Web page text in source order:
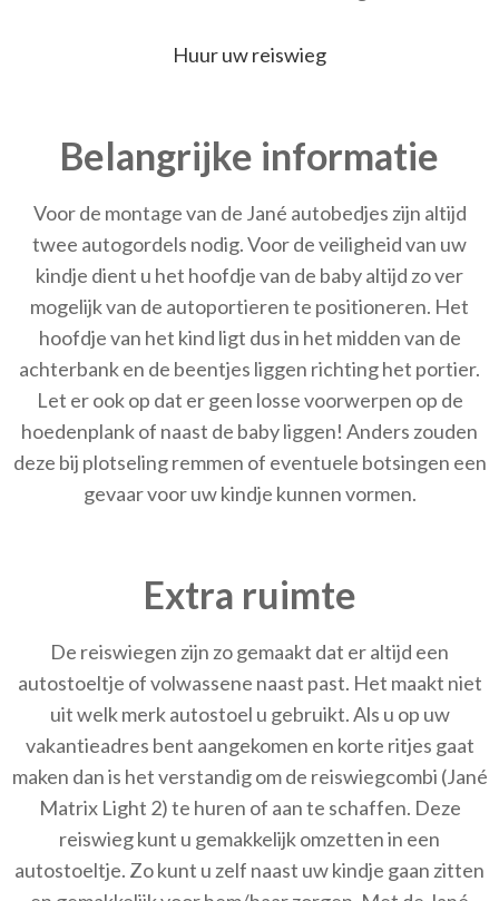
Huur uw reiswieg
Belangrijke informatie
Voor de montage van de Jané autobedjes zijn altijd
twee autogordels nodig. Voor de veiligheid van uw
kindje dient u het hoofdje van de baby altijd zo ver
mogelijk van de autoportieren te positioneren. Het
hoofdje van het kind ligt dus in het midden van de
achterbank en de beentjes liggen richting het portier.
Let er ook op dat er geen losse voorwerpen op de
hoedenplank of naast de baby liggen! Anders zouden
deze bij plotseling remmen of eventuele botsingen een
gevaar voor uw kindje kunnen vormen.
Extra ruimte
De reiswiegen zijn zo gemaakt dat er altijd een
autostoeltje of volwassene naast past. Het maakt niet
uit welk merk autostoel u gebruikt. Als u op uw
vakantieadres bent aangekomen en korte ritjes gaat
maken dan is het verstandig om de reiswiegcombi (Jané
Matrix Light 2) te huren of aan te schaffen. Deze
reiswieg kunt u gemakkelijk omzetten in een
autostoeltje. Zo kunt u zelf naast uw kindje gaan zitten